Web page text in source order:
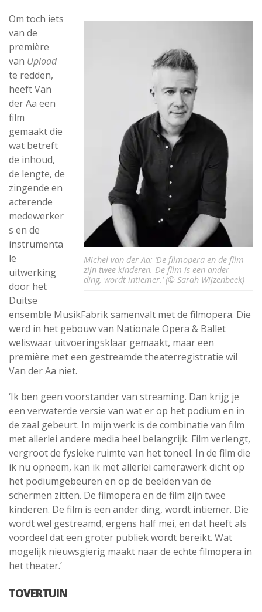
Michel van der Aa: ‘De filmopera en de film
zijn twee kinderen. De film is een ander
ding, wordt intiemer.’ (© Sarah Wijzenbeek)
Om toch iets
van de
première
van Upload
te redden,
heeft Van
der Aa een
film
gemaakt die
wat betreft
de inhoud,
de lengte, de
zingende en
acterende
medewerker
s en de
instrumenta
le
uitwerking
door het
Duitse
ensemble MusikFabrik samenvalt met de filmopera. Die
werd in het gebouw van Nationale Opera & Ballet
weliswaar uitvoeringsklaar gemaakt, maar een
première met een gestreamde theaterregistratie wil
Van der Aa niet.
‘Ik ben geen voorstander van streaming. Dan krijg je
een verwaterde versie van wat er op het podium en in
de zaal gebeurt. In mijn werk is de combinatie van film
met allerlei andere media heel belangrijk. Film verlengt,
vergroot de fysieke ruimte van het toneel. In de film die
ik nu opneem, kan ik met allerlei camerawerk dicht op
het podiumgebeuren en op de beelden van de
schermen zitten. De filmopera en de film zijn twee
kinderen. De film is een ander ding, wordt intiemer. Die
wordt wel gestreamd, ergens half mei, en dat heeft als
voordeel dat een groter publiek wordt bereikt. Wat
mogelijk nieuwsgierig maakt naar de echte filmopera in
het theater.’
TOVERTUIN